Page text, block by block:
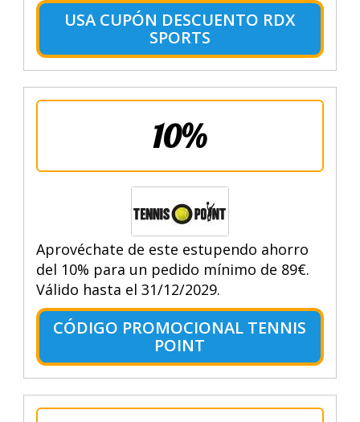
USA CUPÓN DESCUENTO RDX
SPORTS
10%
Aprovéchate de este estupendo ahorro
del 10% para un pedido mínimo de 89€.
Válido hasta el 31/12/2029.
CÓDIGO PROMOCIONAL TENNIS
POINT